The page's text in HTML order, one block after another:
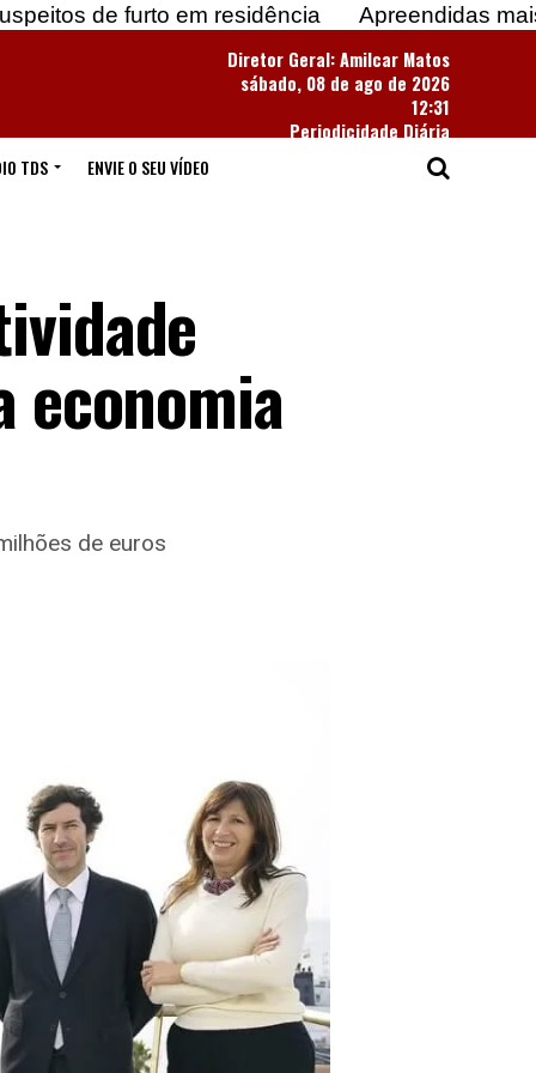
em residência
Apreendidas mais de 183
Diretor Geral: Amilcar Matos
sábado, 08 de ago de 2026
12:31
Periodicidade Diária
TDS
ENVIE O SEU VÍDEO
economia
de euros